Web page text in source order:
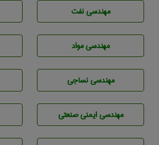
مهندسی نفت
مهندسی مواد
مهندسي نساجی
مهندسی ایمنی صنعتی